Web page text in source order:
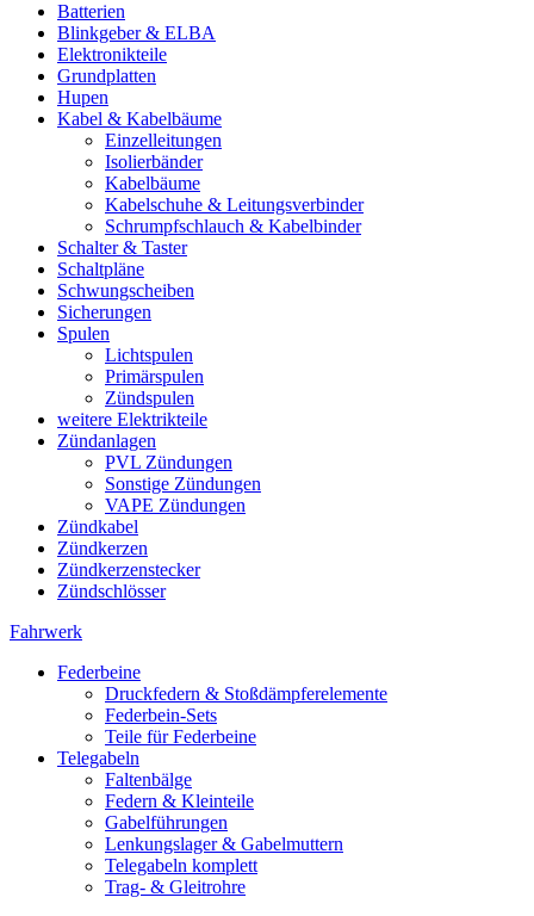
Batterien
Blinkgeber & ELBA
Elektronikteile
Grundplatten
Hupen
Kabel & Kabelbäume
Einzelleitungen
Isolierbänder
Kabelbäume
Kabelschuhe & Leitungsverbinder
Schrumpfschlauch & Kabelbinder
Schalter & Taster
Schaltpläne
Schwungscheiben
Sicherungen
Spulen
Lichtspulen
Primärspulen
Zündspulen
weitere Elektrikteile
Zündanlagen
PVL Zündungen
Sonstige Zündungen
VAPE Zündungen
Zündkabel
Zündkerzen
Zündkerzenstecker
Zündschlösser
Fahrwerk
Federbeine
Druckfedern & Stoßdämpferelemente
Federbein-Sets
Teile für Federbeine
Telegabeln
Faltenbälge
Federn & Kleinteile
Gabelführungen
Lenkungslager & Gabelmuttern
Telegabeln komplett
Trag- & Gleitrohre